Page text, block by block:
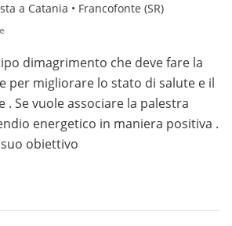
a Catania • Francofonte (SR)
dimagrimento che deve fare la
per migliorare lo stato di salute e il
. Se vuole associare la palestra
energetico in maniera positiva .
obiettivo